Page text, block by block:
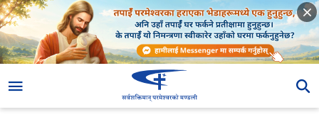
६. मानिसहरूलाई भावनामा बगेर व्यवहार गर्ने समस्या कसरी समाधान गर्ने